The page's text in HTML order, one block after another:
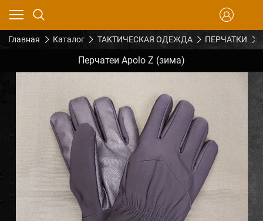
Главная Каталог ТАКТИЧЕСКАЯ ОДЕЖДА ПЕРЧАТКИ
Перчатеи Apolo Z (зима)